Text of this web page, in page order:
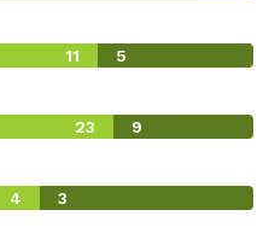
11 5
23 9
4 3